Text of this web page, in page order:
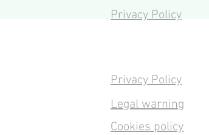
Privacy Policy
Privacy Policy
Legal warning
Cookies policy